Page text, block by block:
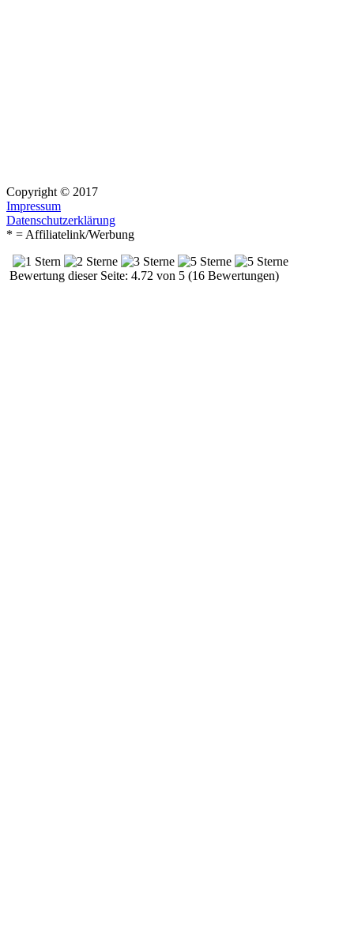
Copyright © 2017
Impressum
Datenschutzerklärung
* = Affiliatelink/Werbung
Bewertung dieser Seite: 4.72 von 5 (16 Bewertungen)